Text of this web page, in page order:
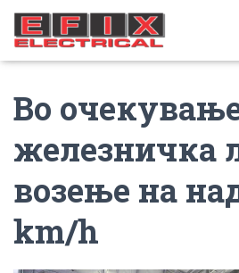
Во
железничка
возење на
km/h